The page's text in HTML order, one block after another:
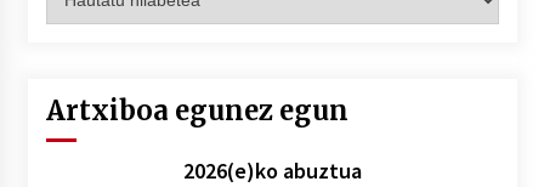
hilez
Artxiboa egunez egun
2026(e)ko abuztua